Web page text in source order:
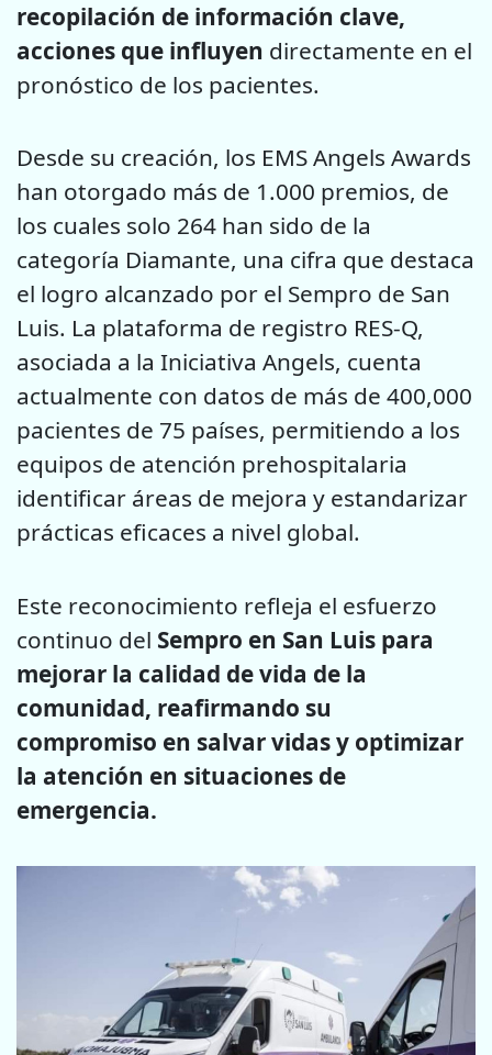
recopilación de información clave,
acciones que influyen directamente en el
pronóstico de los pacientes.
Desde su creación, los EMS Angels Awards
han otorgado más de 1.000 premios, de
los cuales solo 264 han sido de la
categoría Diamante, una cifra que destaca
el logro alcanzado por el Sempro de San
Luis. La plataforma de registro RES-Q,
asociada a la Iniciativa Angels, cuenta
actualmente con datos de más de 400,000
pacientes de 75 países, permitiendo a los
equipos de atención prehospitalaria
identificar áreas de mejora y estandarizar
prácticas eficaces a nivel global.
Este reconocimiento refleja el esfuerzo
continuo del Sempro en San Luis para
mejorar la calidad de vida de la
comunidad, reafirmando su
compromiso en salvar vidas y optimizar
la atención en situaciones de
emergencia.